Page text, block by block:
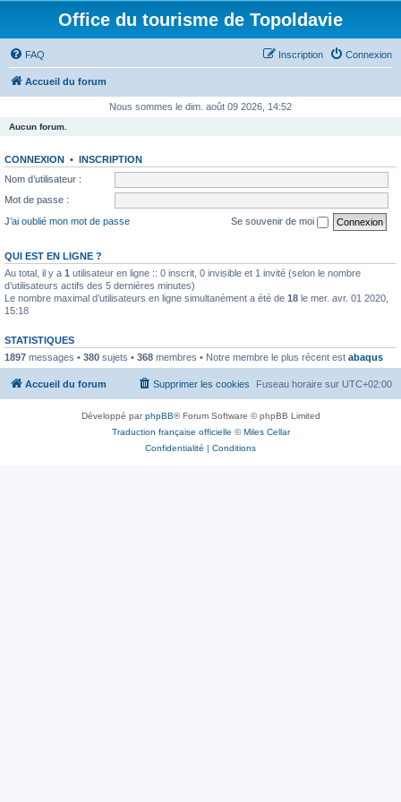
Office du tourisme de Topoldavie
FAQ Connexion
Inscription
Accueil du forum
Nous sommes le dim. août 09 2026, 14:52
Aucun forum.
CONNEXION • INSCRIPTION
Nom d’utilisateur :
Mot de passe :
J’ai oublié mon mot de passe
Se souvenir de moi
QUI EST EN LIGNE ?
Au total, il y a 1 utilisateur en ligne :: 0 inscrit, 0 invisible et 1 invité (selon le nombre
d’utilisateurs actifs des 5 dernières minutes)
Le nombre maximal d’utilisateurs en ligne simultanément a été de 18 le mer. avr. 01 2020,
15:18
STATISTIQUES
1897 messages • 380 sujets • 368 membres • Notre membre le plus récent est abaqus
Accueil du forum Fuseau horaire sur UTC+02:00
Supprimer les cookies
Développé parphpBB® Forum Software © phpBB Limited
Traduction française officielle ©Miles Cellar
Confidentialité | Conditions